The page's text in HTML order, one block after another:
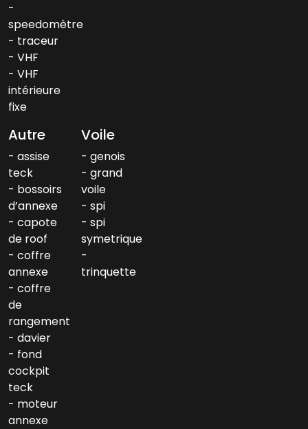
speedomètre
traceur
VHF
VHF
intérieure
fixe
Autre
assise
teck
bossoirs
d’annexe
capote
de roof
coffre
annexe
coffre
de
rangement
davier
fond
cockpit
teck
moteur
annexe
Voile
genois
grand
voile
spi
spi
symetrique
trinquette